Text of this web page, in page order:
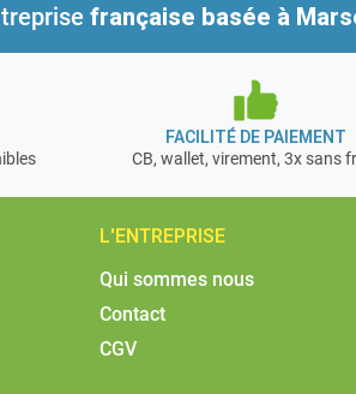
française basée à
FACILITÉ DE PAIEMENT
CB, wallet, virement, 3x sans
L'ENTREPRISE
Qui sommes nous
Contact
CGV